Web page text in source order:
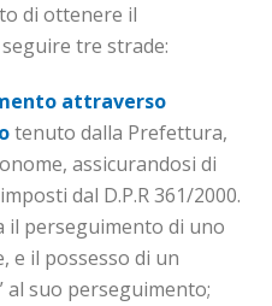
di ottenere il
tre strade:
attraverso
tenuto dalla Prefettura,
assicurandosi di
dal D.P.R 361/2000.
il perseguimento di uno
e il possesso di un
al suo perseguimento;